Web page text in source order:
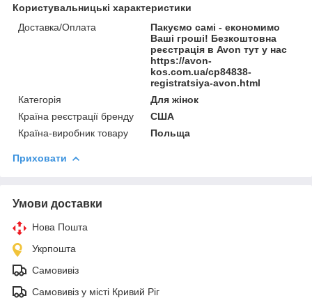
Користувальницькі характеристики
Доставка/Оплата
Пакуємо самі - економимо
Ваші гроші! Безкоштовна
реєстрація в Avon тут у нас
https://avon-
kos.com.ua/cp84838-
registratsiya-avon.html
Категорія
Для жінок
Країна реєстрації бренду
США
Країна-виробник товару
Польща
Приховати
Умови доставки
Нова Пошта
Укрпошта
Самовивіз
Самовивіз у місті Кривий Ріг